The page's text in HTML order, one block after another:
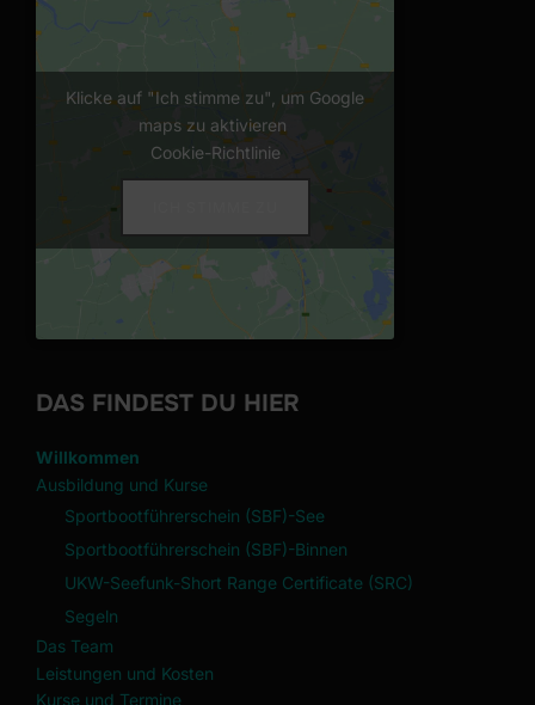
Klicke auf "Ich stimme zu", um Google
maps zu aktivieren
Cookie-Richtlinie
DAS FINDEST DU HIER
Willkommen
Ausbildung und Kurse
Sportbootführerschein (SBF)-See
Sportbootführerschein (SBF)-Binnen
UKW-Seefunk-Short Range Certificate (SRC)
Segeln
Das Team
Leistungen und Kosten
Kurse und Termine